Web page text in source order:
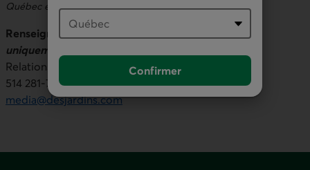
Confirmer
Québec employées sous licence.
Renseignements (
uniquement):
Relations publiques
514 281-7000 ou 1 866 866-7000, poste 5553436
media@desjardins.com